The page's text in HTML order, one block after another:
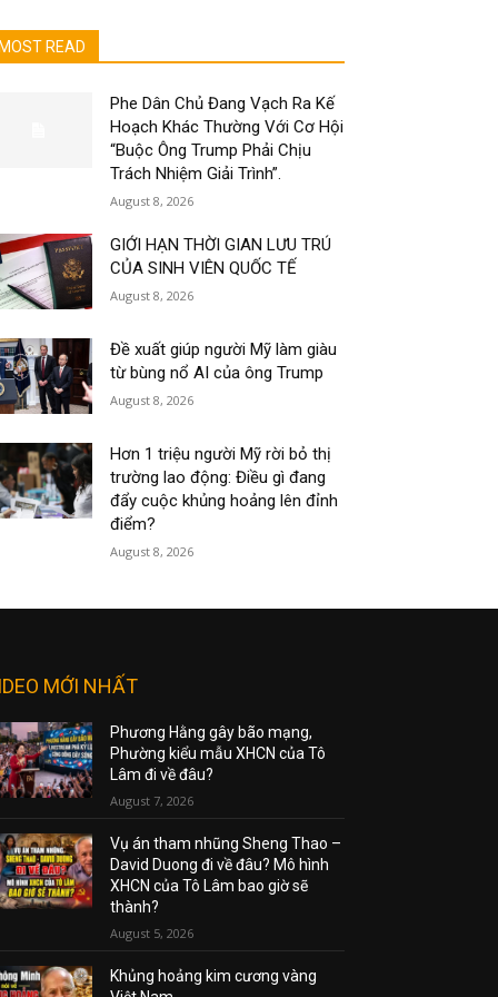
MOST READ
Phe Dân Chủ Đang Vạch Ra Kế
Hoạch Khác Thường Với Cơ Hội
“Buộc Ông Trump Phải Chịu
Trách Nhiệm Giải Trình”.
August 8, 2026
GIỚI HẠN THỜI GIAN LƯU TRÚ
CỦA SINH VIÊN QUỐC TẾ
August 8, 2026
Đề xuất giúp người Mỹ làm giàu
từ bùng nổ AI của ông Trump
August 8, 2026
Hơn 1 triệu người Mỹ rời bỏ thị
trường lao động: Điều gì đang
đẩy cuộc khủng hoảng lên đỉnh
điểm?
August 8, 2026
MỚI NHẤT
Phương Hằng gây bão mạng,
Phường kiểu mẫu XHCN của Tô
Lâm đi về đâu?
August 7, 2026
Vụ án tham nhũng Sheng Thao –
David Duong đi về đâu? Mô hình
XHCN của Tô Lâm bao giờ sẽ
thành?
August 5, 2026
Khủng hoảng kim cương vàng